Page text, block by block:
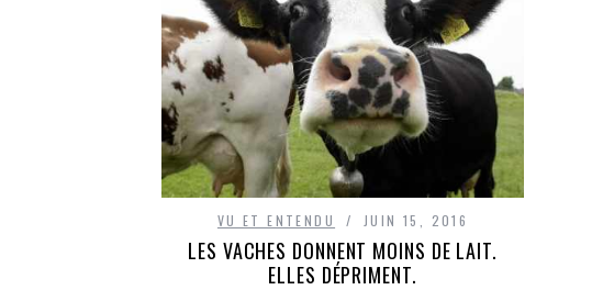
VU ET ENTENDU JUIN 15, 2016
LES VACHES DONNENT MOINS DE LAIT.
ELLES DÉPRIMENT.